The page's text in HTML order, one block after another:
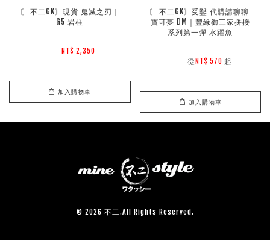
〘 不二GK〙現貨 鬼滅之刃｜
G5 岩柱
NT$ 2,350
加入購物車
〘 不二GK〙受鑿 代購請聊聊
寶可夢 DM｜豐緣御三家拼接
系列第一彈 水躍魚
        從
NT$ 570 起
加入購物車
© 2026 不二.All Rights Reserved.